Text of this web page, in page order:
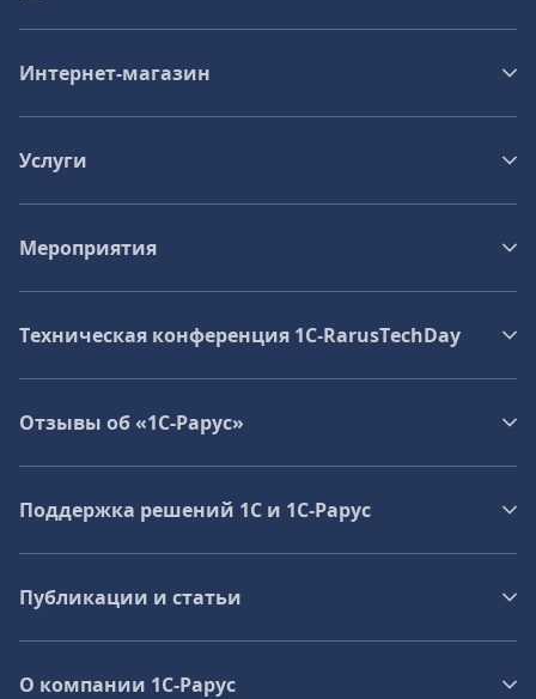
Интернет-магазин
Услуги
Мероприятия
Техническая конференция 1C‑RarusTechDay
Отзывы об «1С-Рарус»
Поддержка решений 1С и 1С‑Рарус
Публикации и статьи
О компании 1C-Рарус